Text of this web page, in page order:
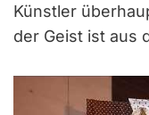
Künstler
der Geist ist aus